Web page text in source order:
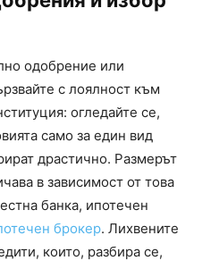
одобрение или
с лоялност към
огледайте се,
само за един вид
драстично. Размерът
в зависимост от това
банка, ипотечен
брокер. Лихвените
които, разбира се,